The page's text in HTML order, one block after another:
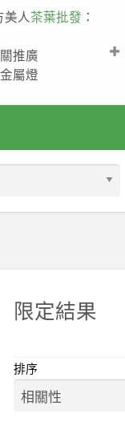
人 茶葉批發 ：
推廣
屬燈
限定結果
排序